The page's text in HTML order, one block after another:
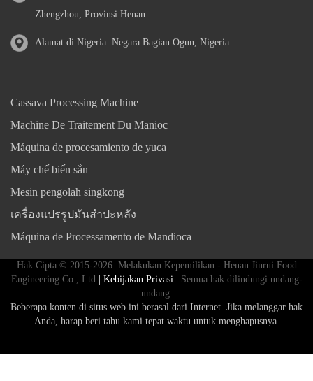
Zhengzhou, Provinsi Henan
Alamat di Nigeria: Negara Bagian Ogun, Nigeria
Cassava Processing Machine
Machine De Traitement Du Manioc
Máquina de procesamiento de yuca
Máy chế biến sắn
Mesin pengolah singkong
เครื่องแปรรูปมันสำปะหลัง
Máquina de Processamento de Mandioca
Hak Cipta © 2015-2026. Melakukan Kepemilikan - Henan Jinrui Food
Engineering Co., Ltd| Kebijakan Privasi |
Semua hak dilindungi undang-
undang.
Beberapa konten di situs web ini berasal dari Internet. Jika melanggar hak
Anda, harap beri tahu kami tepat waktu untuk menghapusnya.